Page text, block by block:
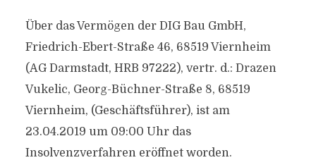
Über das Vermögen der DIG Bau GmbH,
Friedrich-Ebert-Straße 46, 68519 Viernheim
(AG Darmstadt, HRB 97222), vertr. d.: Drazen
Vukelic, Georg-Büchner-Straße 8, 68519
Viernheim, (Geschäftsführer), ist am
23.04.2019 um 09:00 Uhr das
Insolvenzverfahren eröffnet worden.